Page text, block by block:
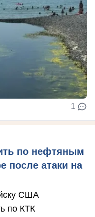
1
по нефтяным
после атаки на
США
по КТК